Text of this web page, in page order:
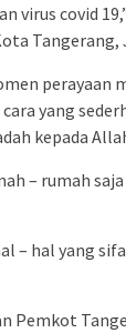
virus covid
Tangerang,
perayaan
yang
kepada
– rumah
– hal yang
Pemkot